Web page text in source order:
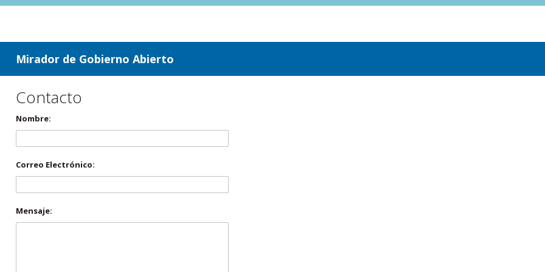
ir a contenido
ir al menú
Mirador de Gobierno Abierto
Contacto
Nombre:
Correo Electrónico:
Mensaje: